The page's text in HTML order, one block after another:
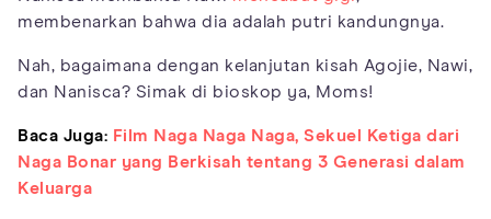
membenarkan bahwa dia adalah putri kandungnya.
Nah, bagaimana dengan kelanjutan kisah Agojie, Nawi,
dan Nanisca? Simak di bioskop ya, Moms!
Baca Juga: Film Naga Naga Naga, Sekuel Ketiga dari
Naga Bonar yang Berkisah tentang 3 Generasi dalam
Keluarga